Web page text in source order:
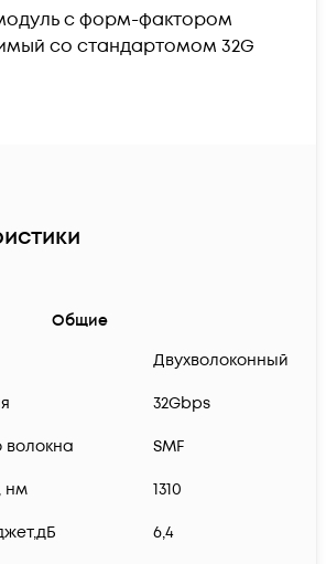
с форм-фактором
со стандартомом 32G
Общие
Двухволоконный
32Gbps
волокна SMF
нм 1310
6,4